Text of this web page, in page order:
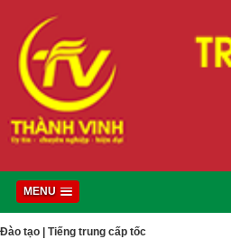
MENU
Đào tạo Tiếng trung cấp tốc